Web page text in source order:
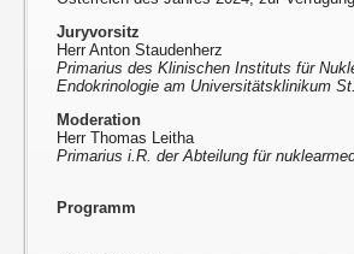
Juryvorsitz
Herr Anton Staudenherz
Primarius des Klinischen Instituts für
Endokrinologie am Universitätsklinikum
Moderation
Herr Thomas Leitha
Primarius i.R. der Abteilung für
Programm